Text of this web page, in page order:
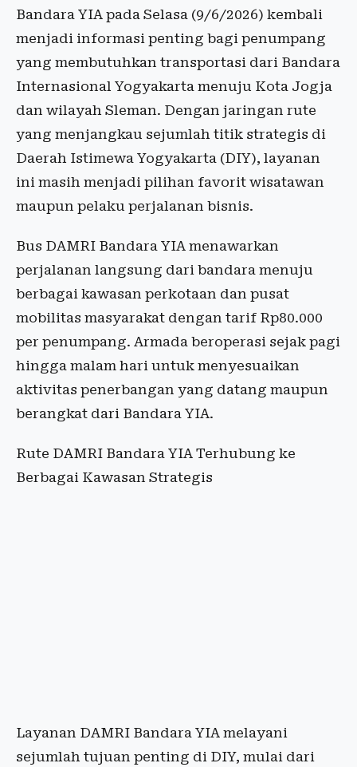
Bandara YIA pada Selasa (9/6/2026) kembali
menjadi informasi penting bagi penumpang
yang membutuhkan transportasi dari Bandara
Internasional Yogyakarta menuju Kota Jogja
dan wilayah Sleman. Dengan jaringan rute
yang menjangkau sejumlah titik strategis di
Daerah Istimewa Yogyakarta (DIY), layanan
ini masih menjadi pilihan favorit wisatawan
maupun pelaku perjalanan bisnis.
Bus DAMRI Bandara YIA menawarkan
perjalanan langsung dari bandara menuju
berbagai kawasan perkotaan dan pusat
mobilitas masyarakat dengan tarif Rp80.000
per penumpang. Armada beroperasi sejak pagi
hingga malam hari untuk menyesuaikan
aktivitas penerbangan yang datang maupun
berangkat dari Bandara YIA.
Rute DAMRI Bandara YIA Terhubung ke
Berbagai Kawasan Strategis
Layanan DAMRI Bandara YIA melayani
sejumlah tujuan penting di DIY, mulai dari